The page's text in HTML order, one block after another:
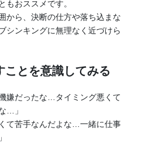
もおススメです。
から、決断の仕方や落ち込まな
シンキングに無理なく近づけら
ことを意識してみる
嫌だったな…タイミング悪くて
…」
て苦手なんだよな…一緒に仕事